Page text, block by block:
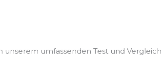
umfassenden Test und Vergleich